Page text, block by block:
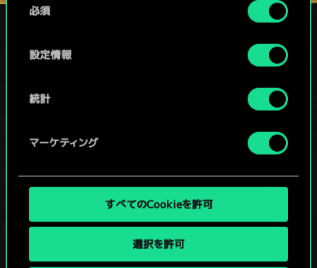
詳細は、下記の「設定」メニューでご確認ください。
必須
設定情報
統計
マーケティング
すべてのCookieを許可
選択を許可
ソーシャルメディア